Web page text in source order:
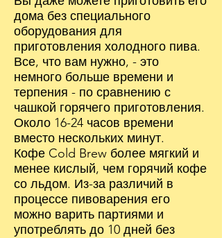
дома без специального
оборудования для
приготовления холодного пива.
Все, что вам нужно, - это
немного больше времени и
терпения - по сравнению с
чашкой горячего приготовления.
Около 16-24 часов времени
вместо нескольких минут.
Кофе Cold Brew более мягкий и
менее кислый, чем горячий кофе
со льдом. Из-за различий в
процессе пивоварения его
можно варить партиями и
употреблять до 10 дней без